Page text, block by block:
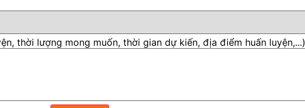
thời lượng mong muốn, thời gian dự kiến, địa điểm huấn luyện,...)